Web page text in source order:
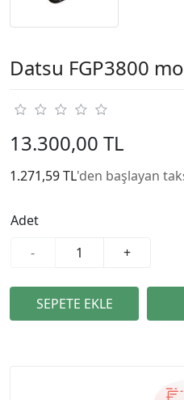
Datsu FGP3800
13.300,00 TL
1.271,59 TL'den başlayan
Adet
-
+